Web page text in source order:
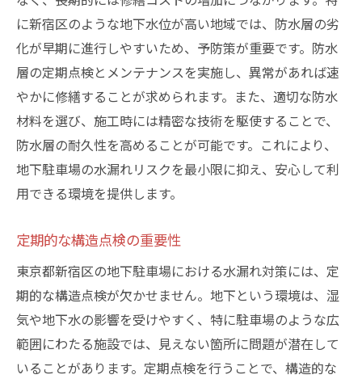
に新宿区のような地下水位が高い地域では、防水層の劣
化が早期に進行しやすいため、予防策が重要です。防水
層の定期点検とメンテナンスを実施し、異常があれば速
やかに修繕することが求められます。また、適切な防水
材料を選び、施工時には精密な技術を駆使することで、
防水層の耐久性を高めることが可能です。これにより、
地下駐車場の水漏れリスクを最小限に抑え、安心して利
用できる環境を提供します。
定期的な構造点検の重要性
東京都新宿区の地下駐車場における水漏れ対策には、定
期的な構造点検が欠かせません。地下という環境は、湿
気や地下水の影響を受けやすく、特に駐車場のような広
範囲にわたる施設では、見えない箇所に問題が潜在して
いることがあります。定期点検を行うことで、構造的な